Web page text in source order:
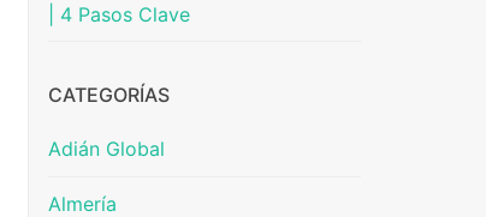
| 4 Pasos Clave
CATEGORÍAS
Adián Global
Almería